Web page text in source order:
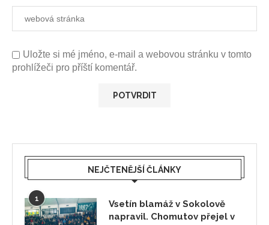
Uložte si mé jméno, e-mail a webovou stránku v tomto
prohlížeči pro příští komentář.
NEJČTENĚJŠÍ ČLÁNKY
1
Vsetín blamáž v Sokolově
napravil. Chomutov přejel v